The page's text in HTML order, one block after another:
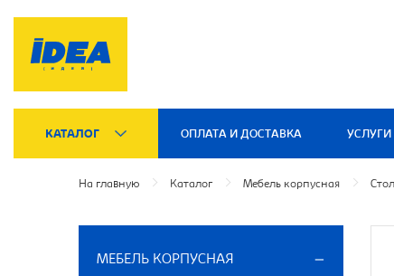
КАТАЛОГ ОПЛАТА И ДОСТАВКА УСЛУГИ
На главную Каталог Мебель корпусная
МЕБЕЛЬ КОРПУСНАЯ